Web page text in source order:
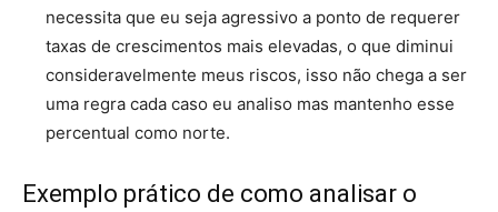
necessita que eu seja agressivo a ponto de requerer
taxas de crescimentos mais elevadas, o que diminui
consideravelmente meus riscos, isso não chega a ser
uma regra cada caso eu analiso mas mantenho esse
percentual como norte.
Exemplo prático de como analisar o